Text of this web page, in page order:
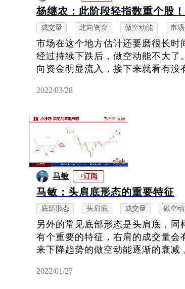
杨继农：此阶段轻指数重个股！
成交量 北向资金 做空动能 市
市场在这个地方估计还要磨很长时
经过持续下跌后，做空动能不大
向资金明显流入，接下来就看有
2022/03/28
马敏 +订阅
马敏：头肩底形态的重要特征
底部形态 头肩底 成交量 做空
另外的常见底部形态是头肩底，
有个重要的特征，右肩的成交量
来下降趋势的做空动能逐渐的衰
2022/01/27